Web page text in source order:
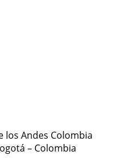
los Andes Colombia
– Colombia